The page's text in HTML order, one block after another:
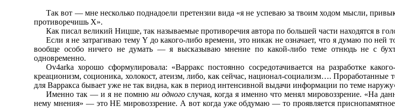
Так вот — мне несколько поднадоели претензии вида «я не успеваю за твоим ходом мысли,
противоречишь X».
Как писал великий Ницше, так называемые противоречия автора по большей части находятся в
Если я не затрагиваю тему Y до какого-либо времени, это никак не означает, что я думаю по
вообще особо ничего не думать — я высказываю мнение по какой-либо теме отнюдь не с
одновременно.
Ov4arka хорошо сформулировала: «Варракс постоянно сосредотачивается на разработке
креационизм, соционика, холокост, атеизм, либо, как сейчас, национал-социализм…. Проработанные
для Варракса бывает уже не так видна, как в период интенсивной выдачи информации по теме
Именно так — и я не помню ни одногослучая, когда я именно что менял мировоззрение. «На
нему мнения» — это НЕ мировоззрение. А вот когда уже обдумаю — то проявляется